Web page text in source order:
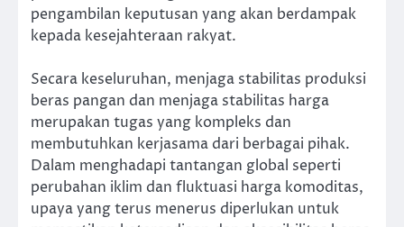
pengambilan keputusan yang akan berdampak
kepada kesejahteraan rakyat.
Secara keseluruhan, menjaga stabilitas produksi
beras pangan dan menjaga stabilitas harga
merupakan tugas yang kompleks dan
membutuhkan kerjasama dari berbagai pihak.
Dalam menghadapi tantangan global seperti
perubahan iklim dan fluktuasi harga komoditas,
upaya yang terus menerus diperlukan untuk